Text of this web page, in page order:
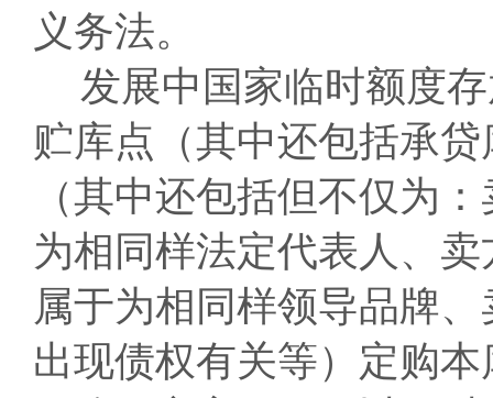
义务法。
发展中国家临时额度
贮库点（其中还包括承
（其中还包括但不仅为
为相同样法定代表人、
属于为相同样领导品牌
出现债权有关等）定购